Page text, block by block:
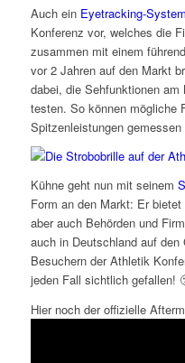
Auch ein Eyetracking-System
Konferenz vor, welches die
zusammen mit einem
vor 2 Jahren auf den Markt
dabei, die Sehfunktionen
testen. So können mögliche
Spitzenleistungen gemessen
Kühne geht nun mit seinem
Form an den Markt: Er
aber auch Behörden und
auch in Deutschland auf
Besuchern der Athletik
jeden Fall sichtlich gefallen!
Hier noch der offizielle